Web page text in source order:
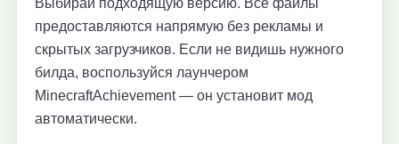
предоставляются напрямую без рекламы и
скрытых загрузчиков. Если не видишь нужного
билда, воспользуйся лаунчером
MinecraftAchievement — он установит мод
автоматически.